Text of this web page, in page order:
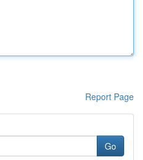
Report Page
Go